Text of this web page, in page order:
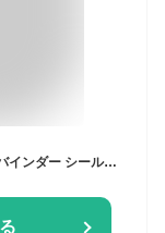
シール帳 バインダー バインダーノート メモ帳 バインダー シール帳 デイジー 手帳 透明 PVCカバー A7 かわいい カスタマイズ手帳 格子 ノート オフィス用品 学生用 文房具 女の子 おしゃれ 無地/横罫/方眼罫タイプ（デイジーのストラップは非売品です）